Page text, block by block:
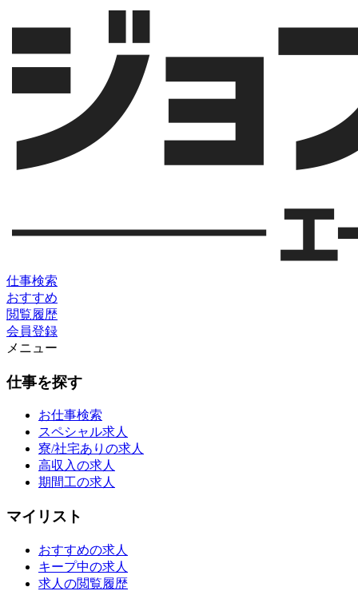
仕事検索
おすすめ
閲覧履歴
会員登録
メニュー
仕事を探す
お仕事検索
スペシャル求人
寮/社宅ありの求人
高収入の求人
期間工の求人
マイリスト
おすすめの求人
キープ中の求人
求人の閲覧履歴